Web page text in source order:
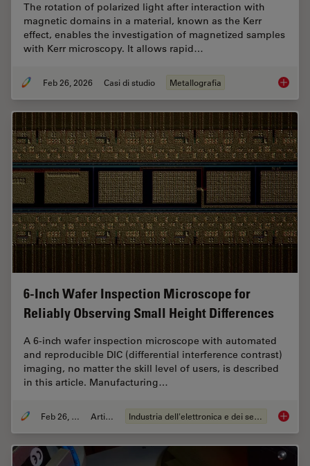
The rotation of polarized light after interaction with
magnetic domains in a material, known as the Kerr
effect, enables the investigation of magnetized samples
with Kerr microscopy. It allows rapid…
Feb 26, 2026 Casi di studio Metallografia
6-Inch Wafer Inspection Microscope for
Reliably Observing Small Height Differences
A 6-inch wafer inspection microscope with automated
and reproducible DIC (differential interference contrast)
imaging, no matter the skill level of users, is described
in this article. Manufacturing…
Feb 26, 2026 Articolo Industria dell'elettronica e dei semiconduttori 6-Inch